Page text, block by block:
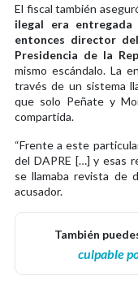
El fiscal también
ilegal era entregada
entonces director
Presidencia de la
mismo escándalo. La
través de un sistema
que solo Peñate y
compartida.
“Frente a este
del DAPRE […] y esas
se llamaba revista de
acusador.
También
culpable